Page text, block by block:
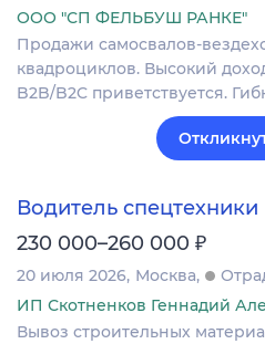
ООО "СП ФЕЛЬБУШ РАНКЕ"
Продажи самосвалов-
квадроциклов. Высокий
B2B/B2C приветствуется.
Водитель спецтехники
230 000–260 000 ₽
20 июля 2026 Москва
ИП Скотненков Геннадий
Вывоз строительных